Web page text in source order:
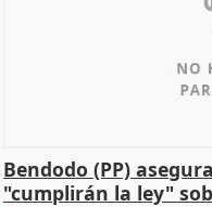
Bendodo (PP)
"cumplirán la ley"